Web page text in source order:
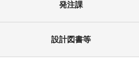
発注課
設計図書等